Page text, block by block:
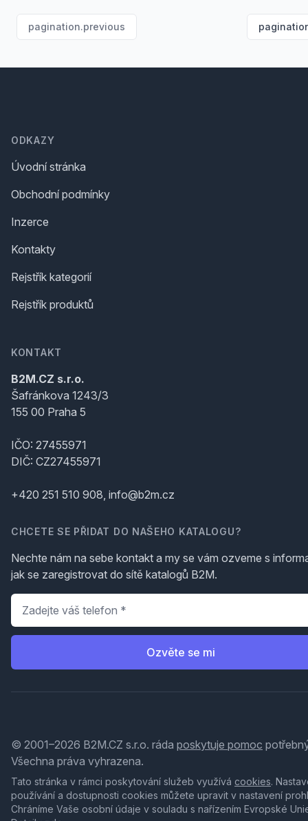
pagination.previous
ODKAZY
Úvodní stránka
Obchodní podmínky
Inzerce
Kontakty
Rejstřík kategorií
Rejstřík produktů
KONTAKT
B2M.CZ s.r.o.
Šafránkova 1243/3
155 00 Praha 5
IČO: 27455971
DIČ: CZ27455971
+420 251 510 908, info@b2m.cz
CHCETE SE PŘIDAT DO NAŠEHO KATALOGU?
Nechte nám na sebe kontakt a my se vám ozveme s
jak se zaregistrovat do sítě katalogů B2M.
Telefon
Ozvěte se mi
© 2001–2026 B2M.CZ s.r.o. ráda poskytuje pomoc
Všechna práva vyhrazena.
Tato stránka v rámci poskytování služeb využívá cookies.
používání a dostupnosti cookies můžete upravit v nastavení
Chráníme Vaše osobní údaje v souladu s nařízením Evropské